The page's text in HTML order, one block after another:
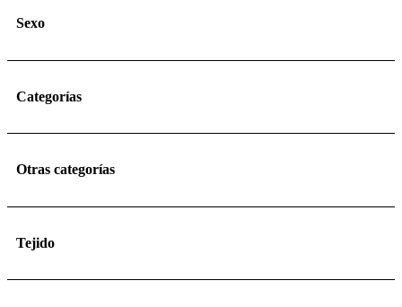
Sexo
Categorías
Otras categorías
Tejido